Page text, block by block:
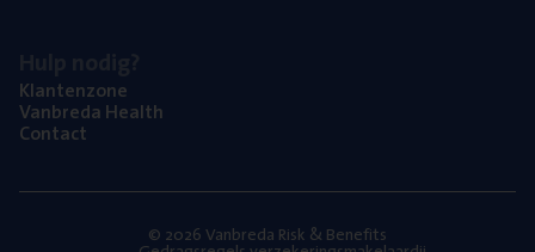
Klan­ten­zo­ne
Van­b­re­da Health
Con­tact
© 2026 Vanbreda Risk & Benefits